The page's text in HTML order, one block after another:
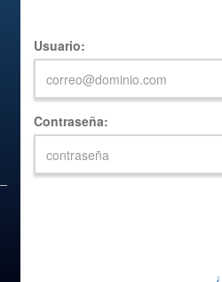
Usuario:
Contraseña: